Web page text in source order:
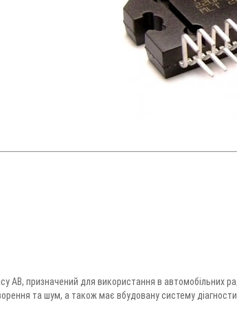
Відсутній
AB, призначений для використання в автомобільних
та шум, а також має вбудовану систему